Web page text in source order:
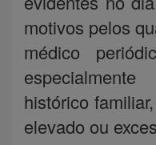
motivos pelos
médico
histórico
elevado ou